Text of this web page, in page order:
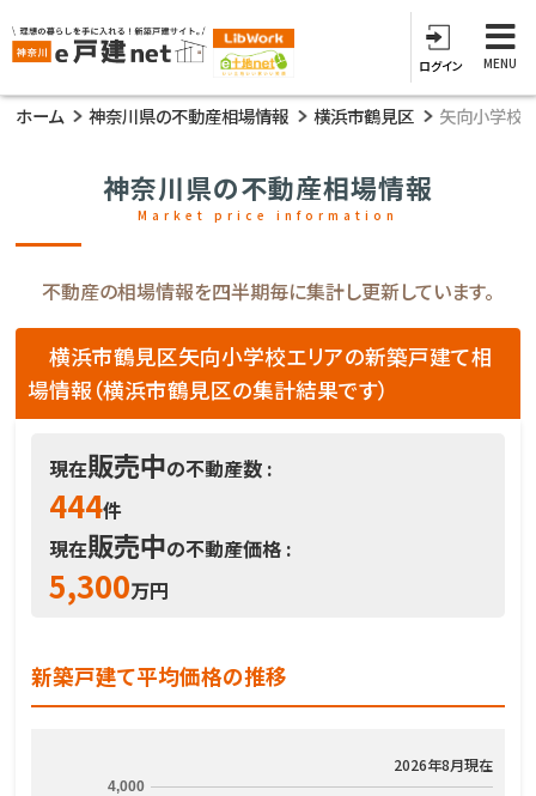
ログイン MENU
ホーム 神奈川県の不動産相場情報 横浜市鶴見区 矢向小学校
神奈川県の不動産相場情報
Market price information
不動産の相場情報を四半期毎に集計し更新しています。
横浜市鶴見区矢向小学校エリアの新築戸建て相
場情報（横浜市鶴見区の集計結果です）
現在販売中の不動産数 :
444件
現在販売中の不動産価格 :
5,300万円
新築戸建て平均価格の推移
2026年8月現在
4,000